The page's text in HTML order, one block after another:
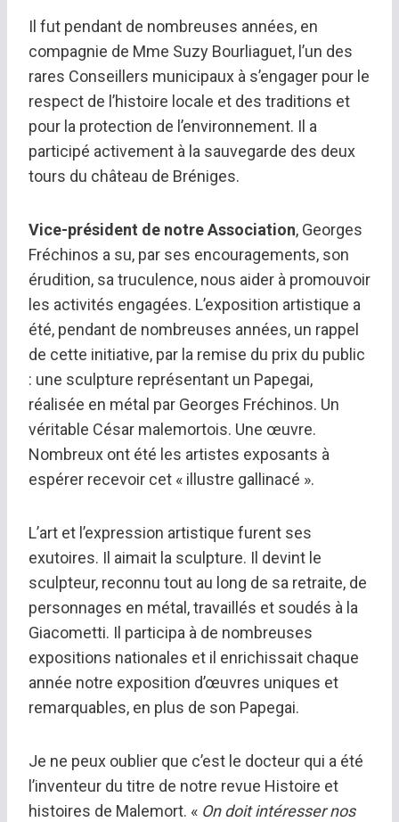
Il fut pendant de nombreuses années, en
compagnie de Mme Suzy Bourliaguet, l’un des
rares Conseillers municipaux à s’engager pour le
respect de l’histoire locale et des traditions et
pour la protection de l’environnement. Il a
participé activement à la sauvegarde des deux
tours du château de Bréniges.
Vice-président de notre Association, Georges
Fréchinos a su, par ses encouragements, son
érudition, sa truculence, nous aider à promouvoir
les activités engagées. L’exposition artistique a
été, pendant de nombreuses années, un rappel
de cette initiative, par la remise du prix du public
: une sculpture représentant un Papegai,
réalisée en métal par Georges Fréchinos. Un
véritable César malemortois. Une œuvre.
Nombreux ont été les artistes exposants à
espérer recevoir cet « illustre gallinacé ».
L’art et l’expression artistique furent ses
exutoires. Il aimait la sculpture. Il devint le
sculpteur, reconnu tout au long de sa retraite, de
personnages en métal, travaillés et soudés à la
Giacometti. Il participa à de nombreuses
expositions nationales et il enrichissait chaque
année notre exposition d’œuvres uniques et
remarquables, en plus de son Papegai.
Je ne peux oublier que c’est le docteur qui a été
l’inventeur du titre de notre revue Histoire et
histoires de Malemort. « On doit intéresser nos